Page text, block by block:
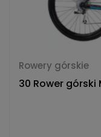
Rowery górskie
30 Rower górski